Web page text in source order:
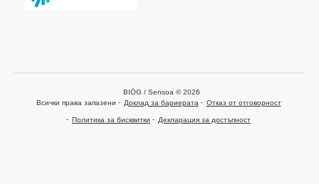
BIÖG / Sensoa © 2026
Всички права запазени
Доклад за бариерата Отказ от отговорност
Политика за бисквитки Декларация за достъпност